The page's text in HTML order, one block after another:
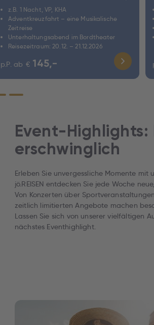
z.B. 1 Nacht, VP, KHA
Adventkreuzfahrt – eine Musikalische
Zeitreise
Unterhaltungsabend im Bordtheater
Reisezeitraum: 20.12. – 21.12.2026
p.P. ab € 145,-
Event-Highlights:
erschwinglich
Erleben Sie unvergessliche Momente mit
jö.REISEN entdecken Sie jede Woche
Von Konzerten über
zeitlich limitierten Angebote machen
Lassen Sie sich von unserer vielfältigen
nächstes Eventhighlight.